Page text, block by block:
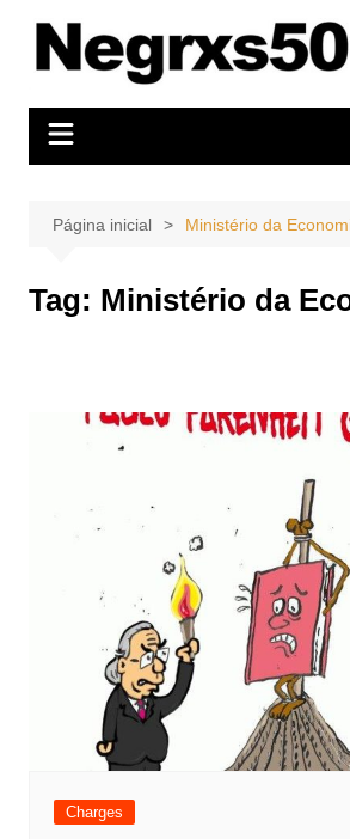
conteúdo
Página inicial Ministério da
Tag: Ministério da
Charges